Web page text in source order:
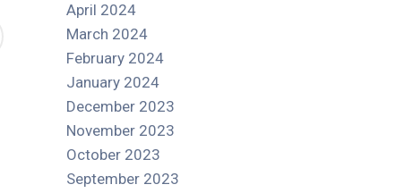
April 2024
March 2024
February 2024
January 2024
December 2023
November 2023
October 2023
September 2023